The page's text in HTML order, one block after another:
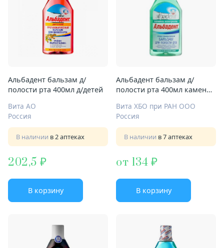
Альбадент бальзам д/
полости рта 400мл д/детей
Вита АО
Россия
В наличии в 2 аптеках
202,5
В корзину
Альбадент бальзам д/
полости рта 400мл камень-
Вита ХБО при РАН ООО
Россия
В наличии в 7 аптеках
от 134
В корзину